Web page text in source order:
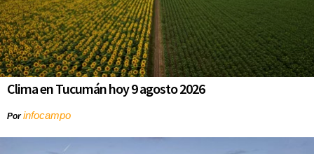
Clima en Tucumán hoy 9 agosto 2026
Porinfocampo